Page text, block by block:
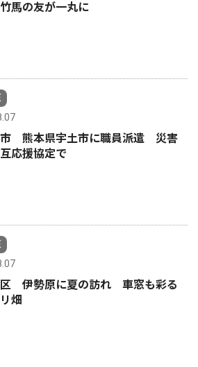
馬の友が一丸に
熊本県宇土市に職員派遣 災害
応援協定で
区 伊勢原に夏の訪れ 車窓も彩る
畑